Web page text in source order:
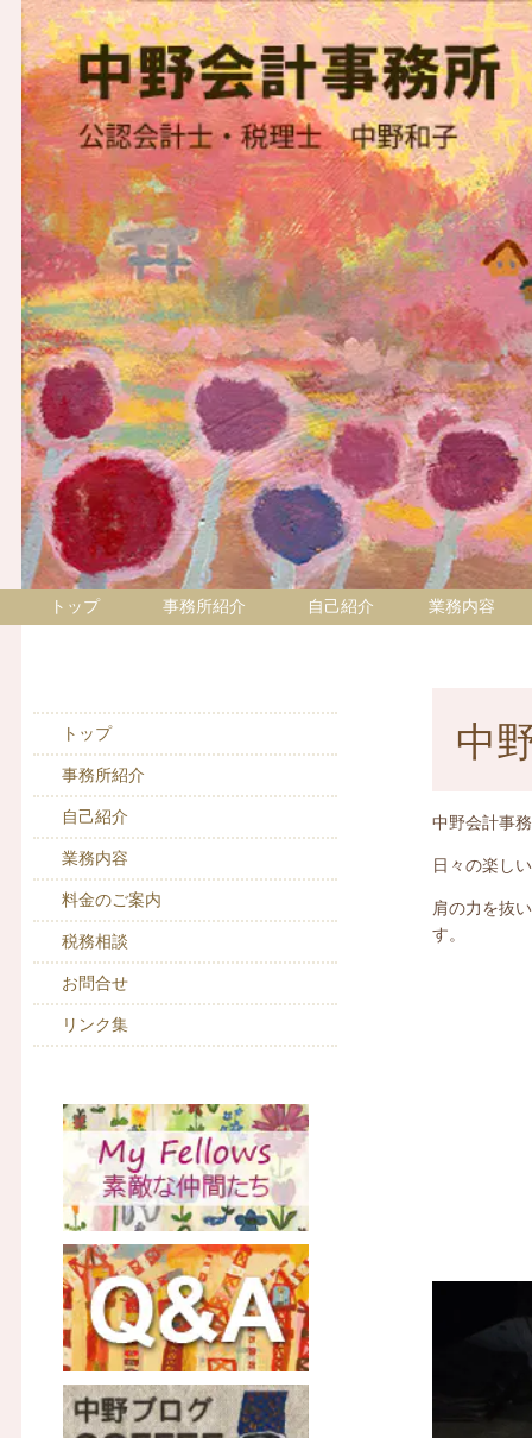
トップ 事務所紹介 自己紹介 業務内容
中
中野会計事
日々の楽し
肩の力を抜
す。
トップ
事務所紹介
自己紹介
業務内容
料金のご案内
税務相談
お問合せ
リンク集